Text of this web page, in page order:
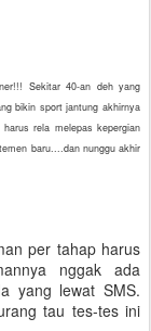
Sekitar 40-an deh yang
bikin sport jantung akhirnya
rela melepas kepergian
baru....dan nunggu akhir
per tahap harus
nggak ada
yang lewat SMS.
tau tes-tes ini